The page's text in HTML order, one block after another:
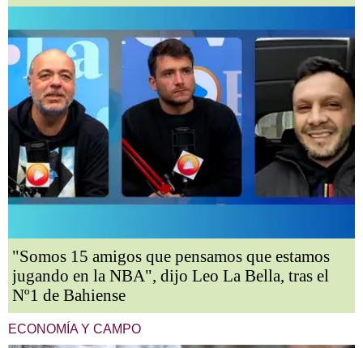
"Somos 15 amigos que pensamos que estamos
jugando en la NBA", dijo Leo La Bella, tras el
Nº1 de Bahiense
ECONOMÍA Y CAMPO